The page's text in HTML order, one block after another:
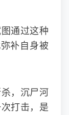
通过这种
补自身被
，沉尸河
打击，是